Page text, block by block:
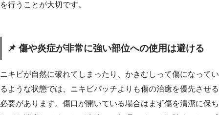
を行うことが大切です。
📌 傷や炎症が非常に強い部位への使用は避ける
ニキビが自然に破れてしまったり、かきむしって傷になってい
るような状態では、ニキビパッチよりも傷の治癒を優先させる
必要があります。傷口が開いている場合はまず傷を清潔に保ち